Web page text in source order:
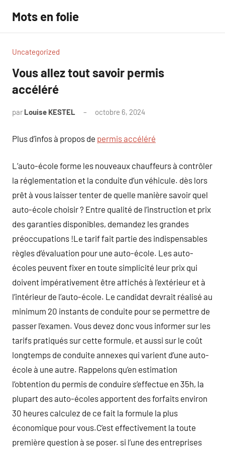
contenu
Mots en folie
Uncategorized
Vous allez tout savoir permis
accéléré
par Louise KESTEL octobre 6, 2024
Plus d’infos à propos de permis accéléré
L’auto-école forme les nouveaux chauffeurs à contrôler
la réglementation et la conduite d’un véhicule. dès lors
prêt à vous laisser tenter de quelle manière savoir quel
auto-école choisir ? Entre qualité de l’instruction et prix
des garanties disponibles, demandez les grandes
préoccupations !Le tarif fait partie des indispensables
règles d’évaluation pour une auto-école. Les auto-
écoles peuvent fixer en toute simplicité leur prix qui
doivent impérativement être affichés à l’extérieur et à
l’intérieur de l’auto-école. Le candidat devrait réalisé au
minimum 20 instants de conduite pour se permettre de
passer l’examen. Vous devez donc vous informer sur les
tarifs pratiqués sur cette formule, et aussi sur le coût
longtemps de conduite annexes qui varient d’une auto-
école à une autre. Rappelons qu’en estimation
l’obtention du permis de conduire s’effectue en 35h, la
plupart des auto-écoles apportent des forfaits environ
30 heures calculez de ce fait la formule la plus
économique pour vous.C’est effectivement la toute
première question à se poser. si l’une des entreprises